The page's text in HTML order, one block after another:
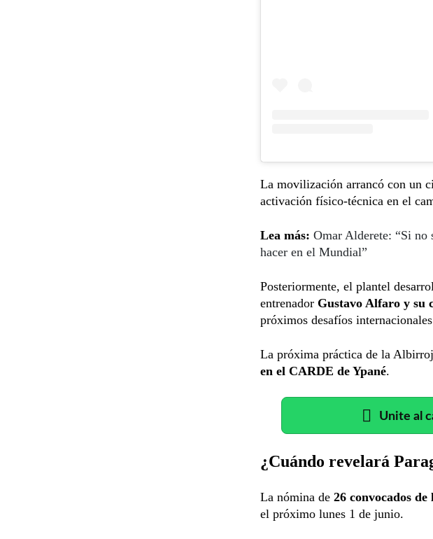
La movilización arrancó con un
activación físico-técnica en el
Lea más: Omar Alderete: “Si no
hacer en el Mundial”
Posteriormente, el plantel
entrenador Gustavo Alfaro y su
próximos desafíos
La próxima práctica de la
en el CARDE de Ypané.
Unite al
¿Cuándo revelará
La nómina de 26 convocados
el próximo lunes 1 de junio.